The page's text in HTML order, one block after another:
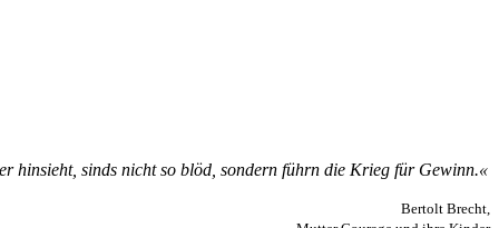
hin­­sieht, sinds nicht so blöd, son­­dern führn die Krie­g für Ge­winn.«
Bertolt Brecht,